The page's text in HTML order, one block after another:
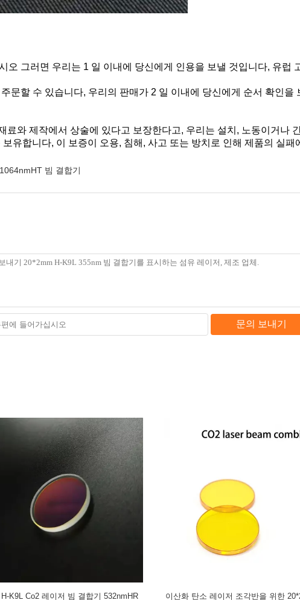
오 그러면 우리는 1 일 이내에 당신에게 인용을 보낼 것입니다, 유럽
문할 수 있습니다, 우리의 판매가 2 일 이내에 당신에게 순서 확인
료와 제작에서 상술에 있다고 보장한다고, 우리는 설치, 노동이거나
유합니다, 이 보증이 오용, 침해, 사고 또는 방치로 인해 제품의 실
1064nmHT 빔 결합기
문의 보내기
순환 20*2mm 532nm 레이저 빔 결합기 45 급 JGS1 석영 532nm 레이저 광학